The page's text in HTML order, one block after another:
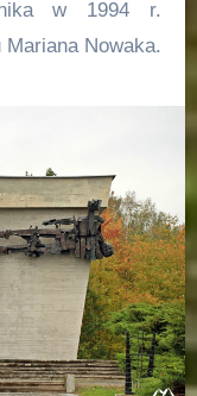
w 1994 r.
Mariana Nowaka.